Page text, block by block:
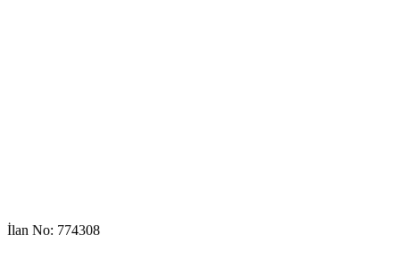
İlan No: 774308